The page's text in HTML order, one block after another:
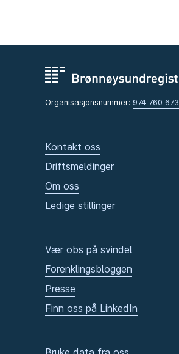
Organisasjonsnummer: 974 760 673
Kontakt oss
Driftsmeldinger
Om oss
Ledige stillinger
Vær obs på svindel
Forenklingsbloggen
Presse
Finn oss på LinkedIn